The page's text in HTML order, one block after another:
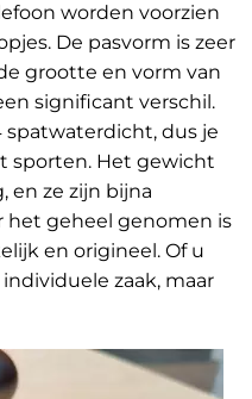
worden voorzien
De pasvorm is zeer
grootte en vorm van
significant verschil.
spatwaterdicht, dus je
sporten. Het gewicht
en ze zijn bijna
het geheel genomen is
en origineel. Of u
zaak, maar